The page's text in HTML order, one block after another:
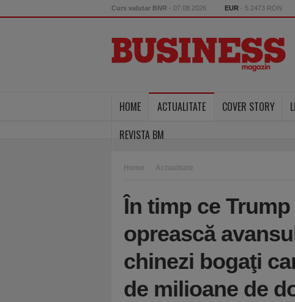
Curs valutar BNR - 07.08.2026 EUR - 5.2473 RON
HOME ACTUALITATE COVER STORY
REVISTA BM
Home Actualitate
În timp ce
oprească
chinezi bogaţi
de milioane de